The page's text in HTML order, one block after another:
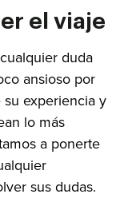
el viaje
duda
ansioso por
experiencia y
lo más
a ponerte
sus dudas.